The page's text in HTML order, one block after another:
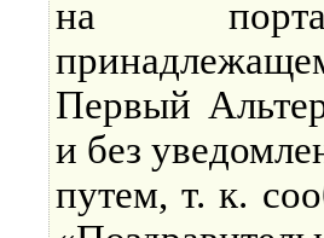
на
Первый
и без
путем, т. к.